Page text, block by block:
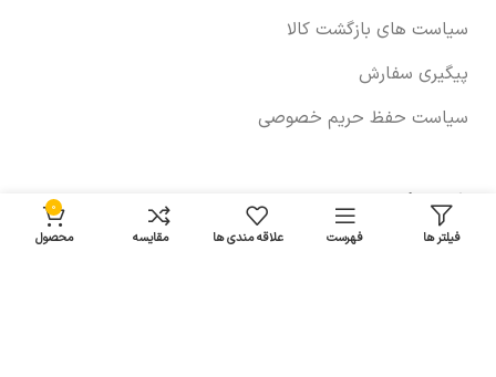
سیاست های بازگشت کالا
پیگیری سفارش
سیاست حفظ حریم خصوصی
خودروها
لوازم برلیانس
فیلتر ها فهرست علاقه مندی ها مقایسه
0
محصول